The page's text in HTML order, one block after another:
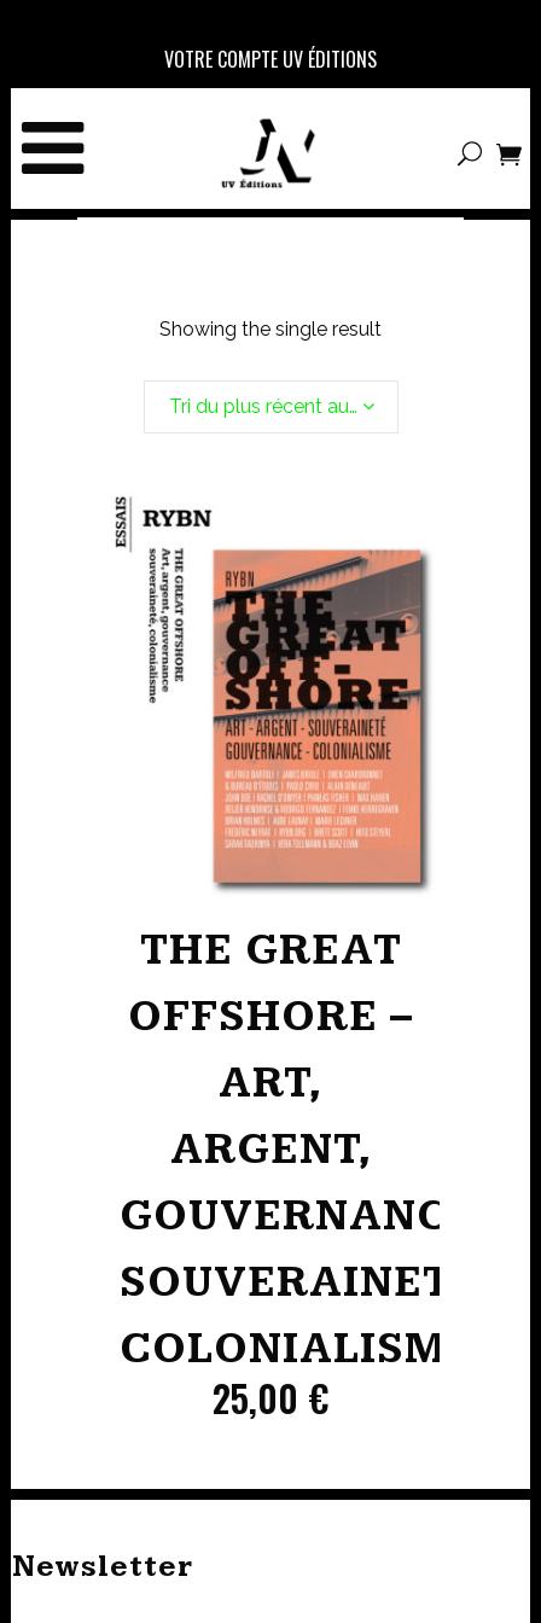
VOTRE COMPTE UV ÉDITIONS
Showing the single result
Tri du plus récent au plus ancien
THE GREAT
OFFSHORE –
ART,
ARGENT,
GOUVERNANCE
SOUVERAINETÉ,
COLONIALISME
25,00 €
Newsletter